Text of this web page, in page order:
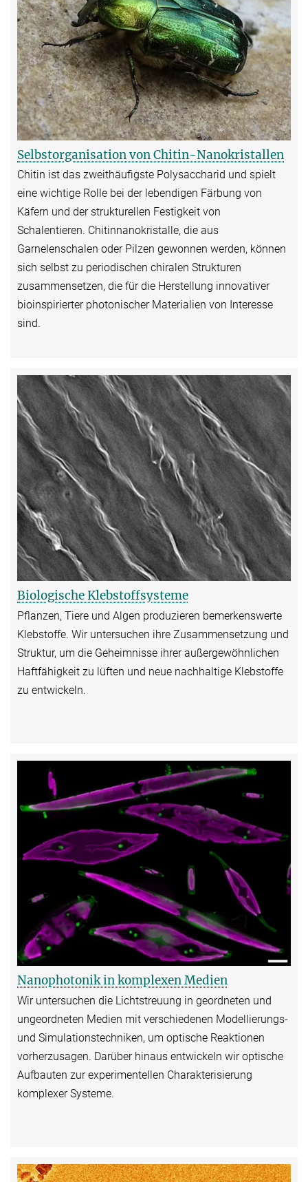
Selbstorganisation von Chitin-Nanokristallen
Chitin ist das zweithäufigste Polysaccharid und spielt
eine wichtige Rolle bei der lebendigen Färbung von
Käfern und der strukturellen Festigkeit von
Schalentieren. Chitinnanokristalle, die aus
Garnelenschalen oder Pilzen gewonnen werden, können
sich selbst zu periodischen chiralen Strukturen
zusammensetzen, die für die Herstellung innovativer
bioinspirierter photonischer Materialien von Interesse
sind.
Biologische Klebstoffsysteme
Pflanzen, Tiere und Algen produzieren bemerkenswerte
Klebstoffe. Wir untersuchen ihre Zusammensetzung und
Struktur, um die Geheimnisse ihrer außergewöhnlichen
Haftfähigkeit zu lüften und neue nachhaltige Klebstoffe
zu entwickeln.
Nanophotonik in komplexen Medien
Wir untersuchen die Lichtstreuung in geordneten und
ungeordneten Medien mit verschiedenen Modellierungs-
und Simulationstechniken, um optische Reaktionen
vorherzusagen. Darüber hinaus entwickeln wir optische
Aufbauten zur experimentellen Charakterisierung
komplexer Systeme.